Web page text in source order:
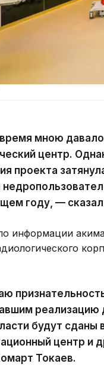
мною
центр.
проекта
году, — сказал
информации
реализацию
будут сданы
центр и
Токаев.